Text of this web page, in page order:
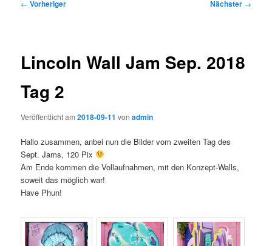
← Vorheriger Nächster →
Lincoln Wall Jam Sep. 2018
Tag 2
Veröffentlicht am2018-09-11 vonadmin
Hallo zusammen, anbei nun die Bilder vom zweiten Tag des
Sept. Jams, 120 Pix
Am Ende kommen die Vollaufnahmen, mit den Konzept-Walls,
soweit das möglich war!
Have Phun!